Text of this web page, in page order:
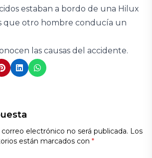
estaban a bordo de una Hilux
que otro hombre conducía un
las causas del accidente.
electrónico no será publicada. Los
están marcados con *